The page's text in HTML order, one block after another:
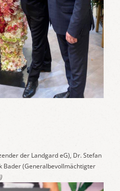
der Landgard eG), Dr. Stefan
Bader (Generalbevollmächtigter
)